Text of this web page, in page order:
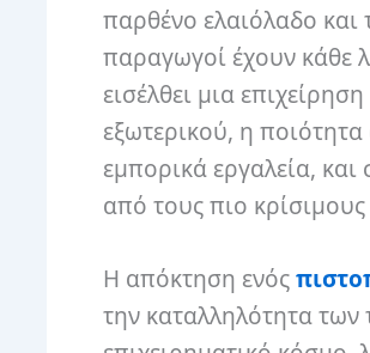
παρθένο ελαιόλαδο και
παραγωγοί έχουν κάθε
εισέλθει μια
εξωτερικού, η
εμπορικά εργαλεία,
από τους πιο
Η απόκτηση ενός
την καταλληλότητα